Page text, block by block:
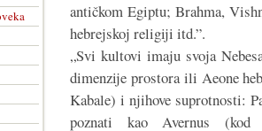
antičkom Egiptu; Brahma,
hebrejskoj religiji itd.”.
„Svi kultovi imaju svoja
dimenzije prostora ili Aeone
Kabale) i njihove suprotnosti:
poznati kao Avernus (kod